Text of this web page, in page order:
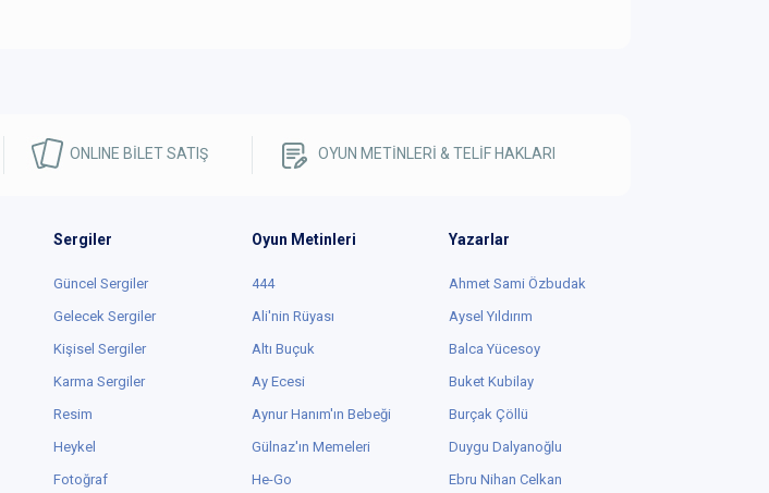
ONLINE BİLET SATIŞ OYUN METİNLERİ & TELİF HAKLARI
Sergiler
Güncel Sergiler
Gelecek Sergiler
Kişisel Sergiler
Karma Sergiler
Resim
Heykel
Fotoğraf
Oyun Metinleri
444
Ali'nin Rüyası
Altı Buçuk
Ay Ecesi
Aynur Hanım'ın Bebeği
Gülnaz'ın Memeleri
He-Go
Yazarlar
Ahmet Sami Özbudak
Aysel Yıldırım
Balca Yücesoy
Buket Kubilay
Burçak Çöllü
Duygu Dalyanoğlu
Ebru Nihan Celkan